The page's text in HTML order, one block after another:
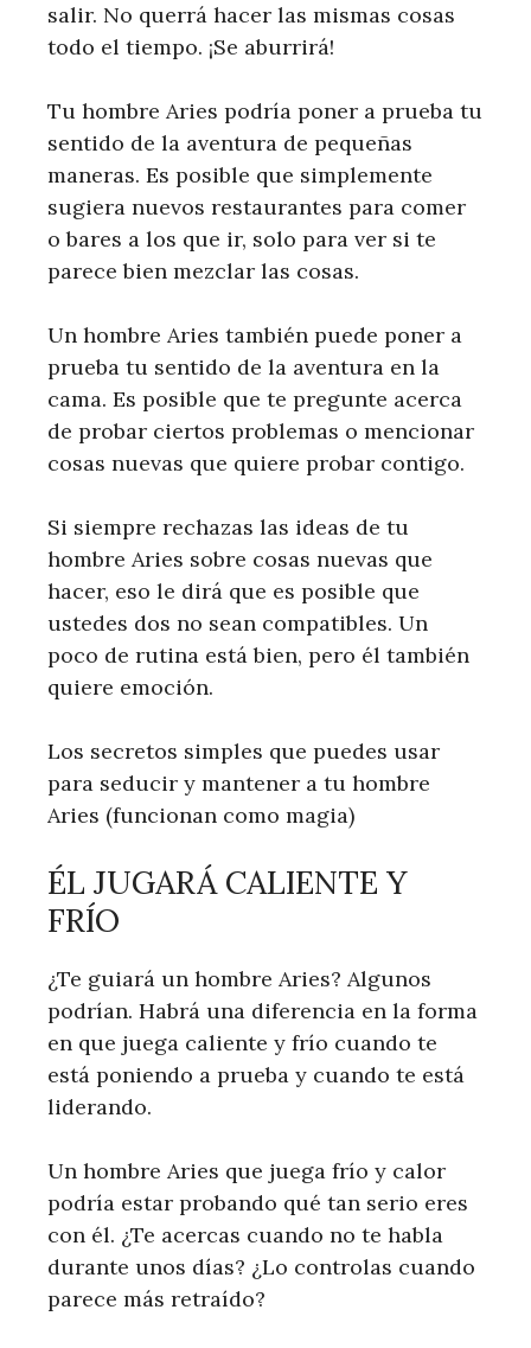
salir. No querrá hacer las mismas cosas
todo el tiempo. ¡Se aburrirá!
Tu hombre Aries podría poner a prueba tu
sentido de la aventura de pequeñas
maneras. Es posible que simplemente
sugiera nuevos restaurantes para comer
o bares a los que ir, solo para ver si te
parece bien mezclar las cosas.
Un hombre Aries también puede poner a
prueba tu sentido de la aventura en la
cama. Es posible que te pregunte acerca
de probar ciertos problemas o mencionar
cosas nuevas que quiere probar contigo.
Si siempre rechazas las ideas de tu
hombre Aries sobre cosas nuevas que
hacer, eso le dirá que es posible que
ustedes dos no sean compatibles. Un
poco de rutina está bien, pero él también
quiere emoción.
Los secretos simples que puedes usar
para seducir y mantener a tu hombre
Aries (funcionan como magia)
ÉL JUGARÁ CALIENTE Y
FRÍO
¿Te guiará un hombre Aries? Algunos
podrían. Habrá una diferencia en la forma
en que juega caliente y frío cuando te
está poniendo a prueba y cuando te está
liderando.
Un hombre Aries que juega frío y calor
podría estar probando qué tan serio eres
con él. ¿Te acercas cuando no te habla
durante unos días? ¿Lo controlas cuando
parece más retraído?